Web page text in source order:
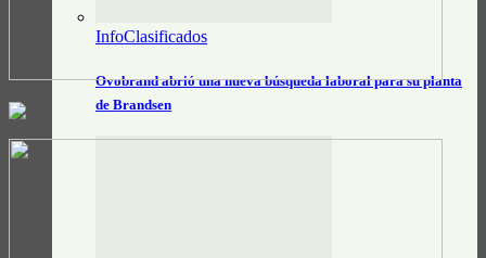
InfoClasificados
Ovobrand abrió una nueva búsqueda laboral para su planta
de Brandsen